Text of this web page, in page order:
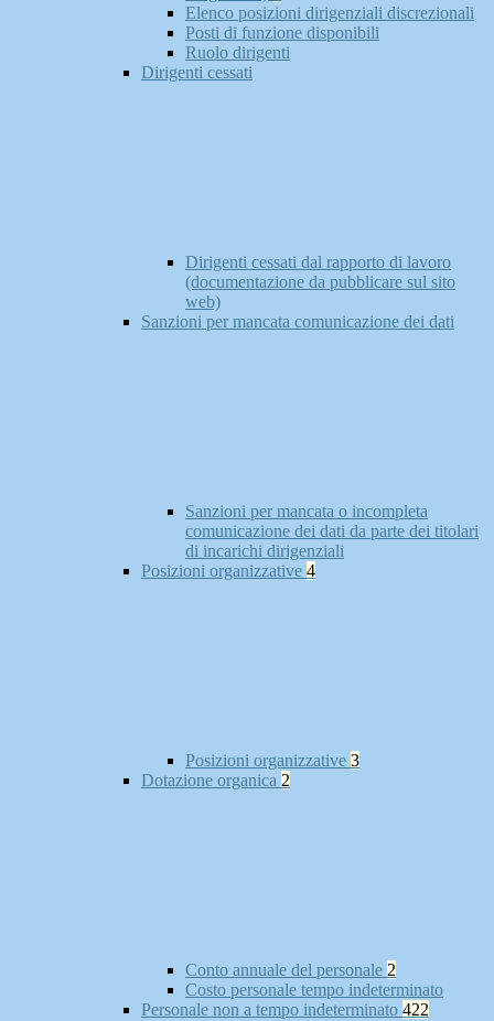
Elenco posizioni dirigenziali discrezionali
Posti di funzione disponibili
Ruolo dirigenti
Dirigenti cessati
Dirigenti cessati dal rapporto di lavoro
(documentazione da pubblicare sul sito
web)
Sanzioni per mancata comunicazione dei dati
Sanzioni per mancata o incompleta
comunicazione dei dati da parte dei titolari
di incarichi dirigenziali
Posizioni organizzative 4
Posizioni organizzative 3
Dotazione organica 2
Conto annuale del personale 2
Costo personale tempo indeterminato
Personale non a tempo indeterminato 422